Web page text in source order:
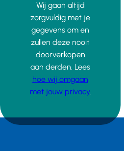
Wij gaan altijd
zorgvuldig met je
gegevens om en
zullen deze nooit
doorverkopen
aan derden. Lees
hoe wij omgaan
met jouw privacy.